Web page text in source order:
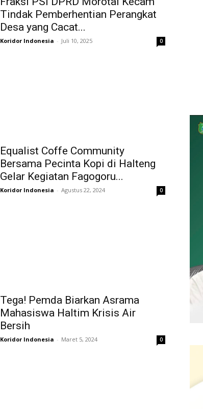
Tindak Pemberhentian Perangkat
Desa yang Cacat...
Koridor Indonesia - Juli 10, 2025 0
Equalist Coffe Community
Bersama Pecinta Kopi di Halteng
Gelar Kegiatan Fagogoru...
Koridor Indonesia - Agustus 22, 2024 0
Tega! Pemda Biarkan Asrama
Mahasiswa Haltim Krisis Air
Bersih
Koridor Indonesia - Maret 5, 2024 0